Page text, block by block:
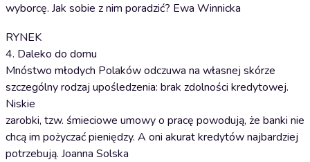
wyborcę. Jak sobie z nim poradzić? Ewa Winnicka
RYNEK
4. Daleko do domu
Mnóstwo młodych Polaków odczuwa na własnej skórze
szczególny rodzaj upośledzenia: brak zdolności kredytowej.
Niskie
zarobki, tzw. śmieciowe umowy o pracę powodują, że banki nie
chcą im pożyczać pieniędzy. A oni akurat kredytów najbardziej
potrzebują. Joanna Solska